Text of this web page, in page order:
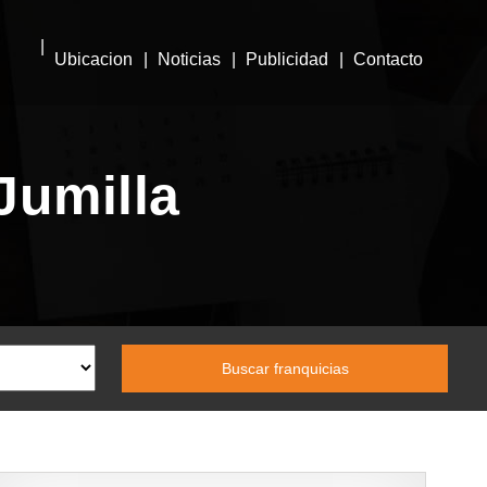
Ubicacion Noticias Publicidad Contacto